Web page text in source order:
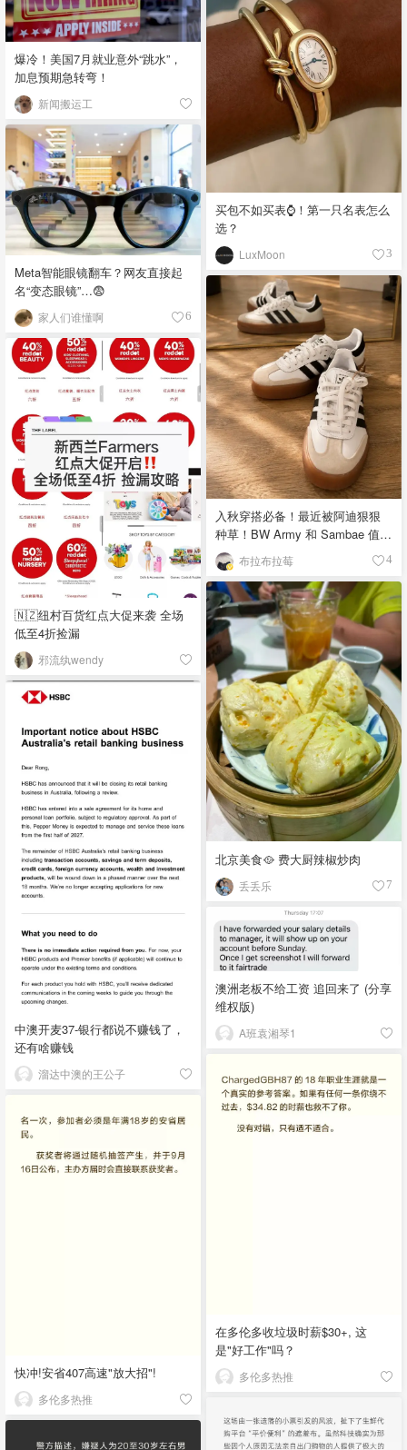
爆冷！美国7月就业意外“跳水”，
加息预期急转弯！
新闻搬运工
买包不如买表⌚️！第一只名表怎么
选？
LuxMoon 3
Meta智能眼镜翻车？网友直接起
名“变态眼镜”…😨
家人们谁懂啊 6
入秋穿搭必备！最近被阿迪狠狠
种草！BW Army 和 Sambae 值得
拥有！布拉布拉莓 4
🇳🇿纽村百货红点大促来袭 全场
低至4折捡漏
邪流纨wendy
北京美食🥘 费大厨辣椒炒肉
丢丢乐 7
中澳开麦37-银行都说不赚钱了，
还有啥赚钱
溜达中澳的王公子
澳洲老板不给工资 追回来了 (分享
维权版)
A班袁湘琴1
在多伦多收垃圾时薪$30+, 这
是"好工作"吗？
多伦多热推
快冲!安省407高速"放大招"!
多伦多热推